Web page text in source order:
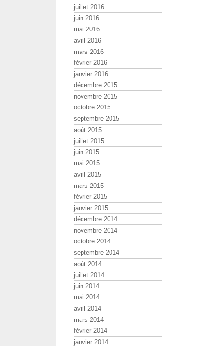
juillet 2016
juin 2016
mai 2016
avril 2016
mars 2016
février 2016
janvier 2016
décembre 2015
novembre 2015
octobre 2015
septembre 2015
août 2015
juillet 2015
juin 2015
mai 2015
avril 2015
mars 2015
février 2015
janvier 2015
décembre 2014
novembre 2014
octobre 2014
septembre 2014
août 2014
juillet 2014
juin 2014
mai 2014
avril 2014
mars 2014
février 2014
janvier 2014